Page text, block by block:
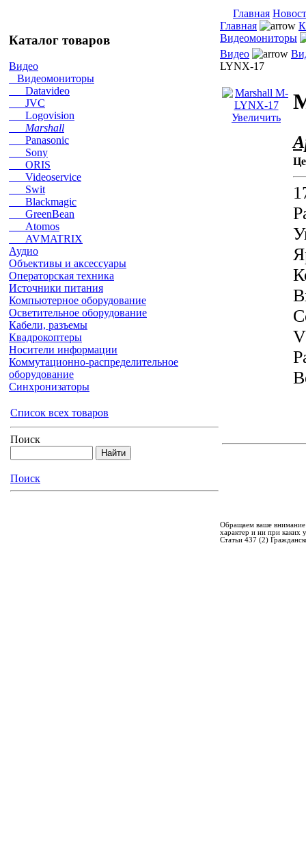
Главная
Каталог товаров
Видео
Видеомониторы
Datavideo
JVC
Logovision
Marshall
Panasonic
Sony
ORIS
Videoservice
Swit
Blackmagic
GreenBean
Atomos
AVMATRIX
Аудио
Объективы и аксессуары
Операторская техника
Источники питания
Компьютерное оборудование
Осветительное оборудование
Кабели, разъемы
Квадрокоптеры
Носители информации
Коммутационно-распределительное
оборудование
Синхронизаторы
Список всех товаров
Поиск
Поиск
Главная
Видеомониторы
Видео
LYNX-17
Увеличить
Обращаем ваше
характер и ни при каких
Статьи 437 (2)